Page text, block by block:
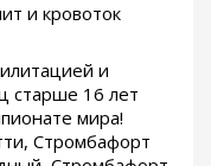
и кровоток
и
старше 16 лет
мира!
Стромбафорт